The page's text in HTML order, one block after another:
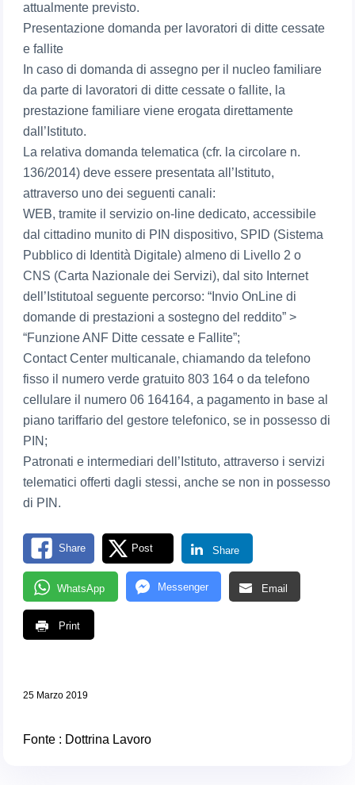
attualmente previsto.
Presentazione domanda per lavoratori di ditte cessate
e fallite
In caso di domanda di assegno per il nucleo familiare
da parte di lavoratori di ditte cessate o fallite, la
prestazione familiare viene erogata direttamente
dall’Istituto.
La relativa domanda telematica (cfr. la circolare n.
136/2014) deve essere presentata all’Istituto,
attraverso uno dei seguenti canali:
WEB, tramite il servizio on-line dedicato, accessibile
dal cittadino munito di PIN dispositivo, SPID (Sistema
Pubblico di Identità Digitale) almeno di Livello 2 o
CNS (Carta Nazionale dei Servizi), dal sito Internet
dell’Istitutoal seguente percorso: “Invio OnLine di
domande di prestazioni a sostegno del reddito” >
“Funzione ANF Ditte cessate e Fallite”;
Contact Center multicanale, chiamando da telefono
fisso il numero verde gratuito 803 164 o da telefono
cellulare il numero 06 164164, a pagamento in base al
piano tariffario del gestore telefonico, se in possesso di
PIN;
Patronati e intermediari dell’Istituto, attraverso i servizi
telematici offerti dagli stessi, anche se non in possesso
di PIN.
Share Post Share
WhatsApp Messenger Email
Print
25 Marzo 2019
Fonte : Dottrina Lavoro